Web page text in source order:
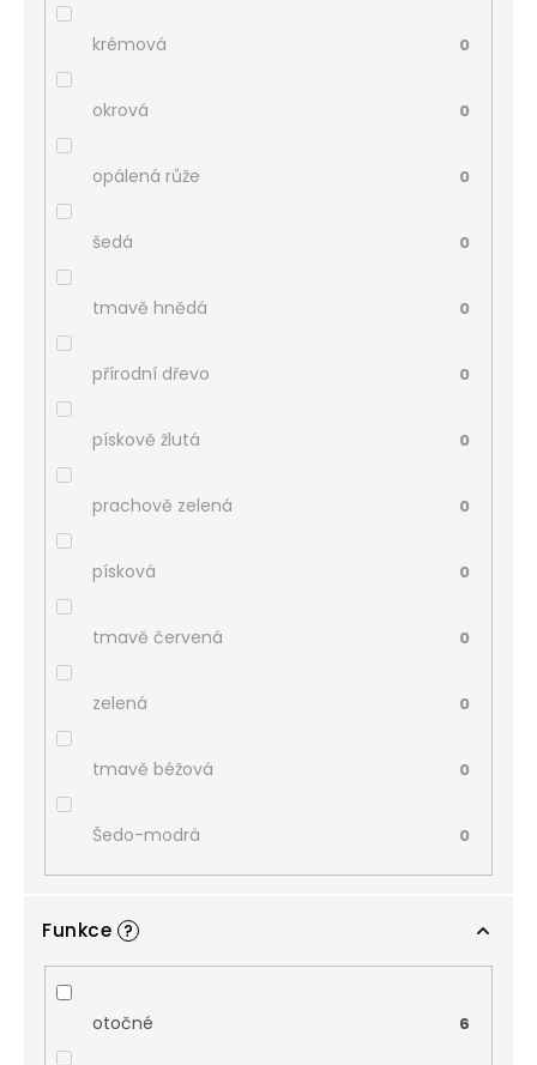
krémová 0
okrová 0
opálená růže 0
šedá 0
tmavě hnědá 0
přírodní dřevo 0
pískově žlutá 0
prachově zelená 0
písková 0
tmavě červená 0
zelená 0
tmavě béžová 0
Šedo-modrá 0
Funkce ?
otočné 6